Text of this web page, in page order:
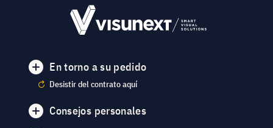
En torno a su pedido
Desistir del contrato aquí
Consejos personales